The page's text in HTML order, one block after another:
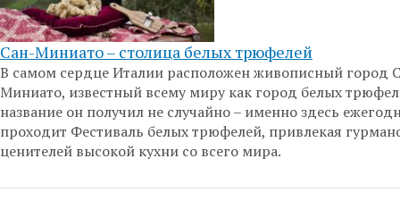
Сан-Миниато – столица белых трюфелей
В самом сердце Италии расположен живописный город
Миниато, известный всему миру как город белых
название он получил не случайно – именно здесь
проходит Фестиваль белых трюфелей, привлекая
ценителей высокой кухни со всего мира.